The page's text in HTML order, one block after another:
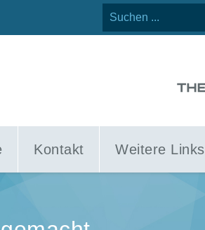
Kontakt Weitere Links